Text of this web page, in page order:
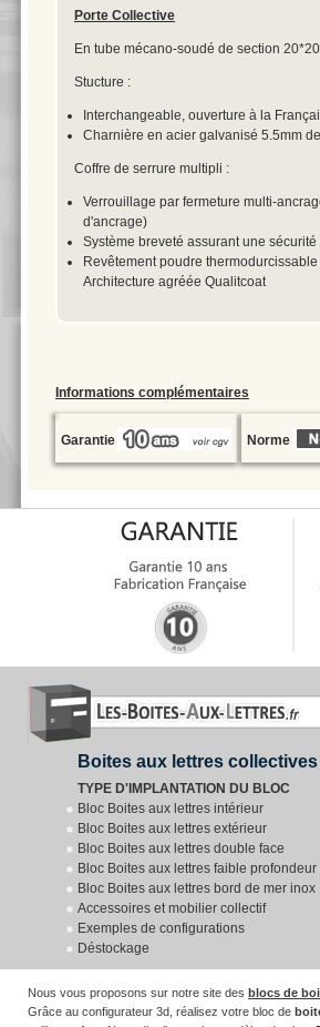
Porte Collective
En tube mécano-soudé de section 20*20
Stucture :
Interchangeable, ouverture à la
Charnière en acier galvanisé 5.5mm
Coffre de serrure multipli :
Verrouillage par fermeture multi-
d'ancrage)
Système breveté assurant une sécurité
Revêtement poudre
Architecture agréée Qualitcoat
Informations complémentaires
Garantie Norme
Boites aux lettres
TYPE D'IMPLANTATION DU BLOC
Bloc Boites aux lettres intérieur
Bloc Boites aux lettres extérieur
Bloc Boites aux lettres double face
Bloc Boites aux lettres faible profondeur
Bloc Boites aux lettres bord de mer inox
Accessoires et mobilier collectif
Exemples de configurations
Déstockage
Nous vous proposons sur notre site des blocs de
Grâce au configurateur 3d, réalisez votre bloc de